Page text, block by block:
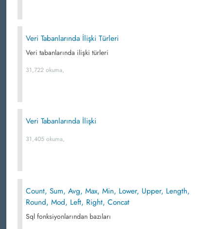
Veri Tabanlarında İlişki Türleri
Veri tabanlarında ilişki türleri
31,722 okuma,
Veri Tabanlarında İlişki
31,405 okuma,
Count, Sum, Avg, Max, Min, Lower, Upper, Length,
Round, Mod, Left, Right, Concat
Sql fonksiyonlarından bazıları